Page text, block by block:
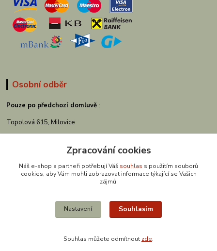
Osobní odběr
Pouze po předchozí domluvě :
Topolová 615, Milovice
Zpracování cookies
Náš e-shop a partneři potřebují Váš souhlas s použitím souborů
cookies, aby Vám mohli zobrazovat informace týkající se Vašich
zájmů.
Nastavení Souhlasím
Souhlas můžete odmítnout zde.